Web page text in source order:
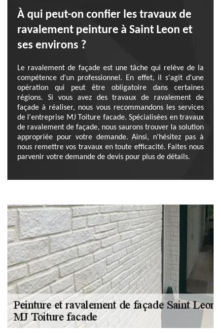
À qui peut-on confier les travaux de
ravalement peinture à Saint Leon et
ses environs ?
Le ravalement de façade est une tâche qui relève de la
compétence d'un professionnel. En effet, il s'agit d'une
opération qui peut être obligatoire dans certaines
régions. Si vous avez des travaux de ravalement de
façade à réaliser, nous vous recommandons les services
de l'entreprise MJ Toiture facade. Spécialisées en travaux
de ravalement de façade, nous saurons trouver la solution
appropriée pour votre demande. Ainsi, n'hésitez pas à
nous remettre vos travaux en toute efficacité. Faites nous
parvenir votre demande de devis pour plus de détails.